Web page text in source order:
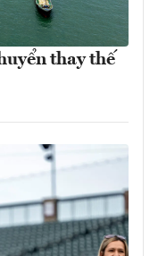
thay thế